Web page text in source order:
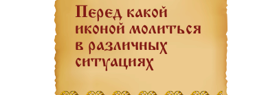
Перед какой
иконой молиться
в различных
ситуациях